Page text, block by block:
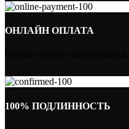
ОНЛАЙН ОПЛАТА
100% ПОДЛИННОСТЬ